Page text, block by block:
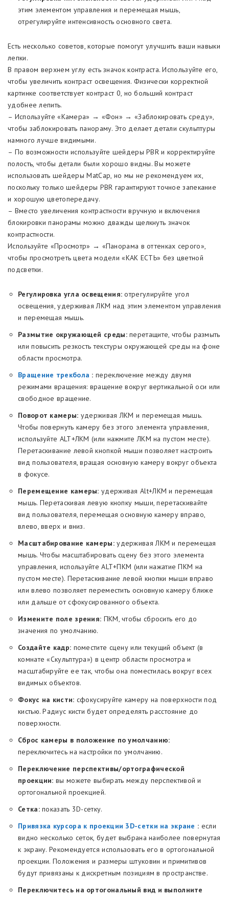
этим элементом управления и перемещая мышь,
отрегулируйте интенсивность основного света.
Есть несколько советов, которые помогут улучшить ваши навыки
лепки.
В правом верхнем углу есть значок контраста. Используйте его,
чтобы увеличить контраст освещения. Физически корректной
картинке соответствует контраст 0, но больший контраст
удобнее лепить.
– Используйте «Камера» → «Фон» → «Заблокировать среду»,
чтобы заблокировать панораму. Это делает детали скульптуры
намного лучше видимыми.
– По возможности используйте шейдеры PBR и корректируйте
полость, чтобы детали были хорошо видны. Вы можете
использовать шейдеры MatCap, но мы не рекомендуем их,
поскольку только шейдеры PBR гарантируют точное запекание
и хорошую цветопередачу.
– Вместо увеличения контрастности вручную и включения
блокировки панорамы можно дважды щелкнуть значок
контрастности.
Используйте «Просмотр» → «Панорама в оттенках серого»,
чтобы просмотреть цвета модели «КАК ЕСТЬ» без цветной
подсветки.
Регулировка угла освещения: отрегулируйте угол
освещения, удерживая ЛКМ над этим элементом управления
и перемещая мышь.
Размытие окружающей среды:перетащите, чтобы размыть
или повысить резкость текстуры окружающей среды на фоне
области просмотра.
Вращение трекбола : переключение между двумя
режимами вращения: вращение вокруг вертикальной оси или
свободное вращение.
Поворот камеры: удерживая ЛКМ и перемещая мышь.
Чтобы повернуть камеру без этого элемента управления,
используйте ALT+ЛКМ (или нажмите ЛКМ на пустом месте).
Перетаскивание левой кнопкой мыши позволяет настроить
вид пользователя, вращая основную камеру вокруг объекта
в фокусе.
Перемещение камеры: удерживая Alt+ЛКМ и перемещая
мышь. Перетаскивая левую кнопку мыши, перетаскивайте
вид пользователя, перемещая основную камеру вправо,
влево, вверх и вниз.
Масштабирование камеры:удерживая ЛКМ и перемещая
мышь. Чтобы масштабировать сцену без этого элемента
управления, используйте ALT+ПКМ (или нажатие ПКМ на
пустом месте). Перетаскивание левой кнопки мыши вправо
или влево позволяет переместить основную камеру ближе
или дальше от сфокусированного объекта.
Измените поле зрения: ПКМ, чтобы сбросить его до
значения по умолчанию.
Создайте кадр: поместите сцену или текущий объект (в
комнате «Скульптура») в центр области просмотра и
масштабируйте ее так, чтобы она поместилась вокруг всех
видимых объектов.
Фокус на кисти: сфокусируйте камеру на поверхности под
кистью. Радиус кисти будет определять расстояние до
поверхности.
Сброс камеры в положение по умолчанию:
переключитесь на настройки по умолчанию.
Переключение перспективы/ортографической
проекции: вы можете выбирать между перспективой и
ортогональной проекцией.
Сетка:показать 3D-сетку.
Привязка курсора к проекции 3D-сетки на экране : если
видно несколько сеток, будет выбрана наиболее повернутая
к экрану. Рекомендуется использовать его в ортогональной
проекции. Положения и размеры штуковин и примитивов
будут привязаны к дискретным позициям в пространстве.
Переключитесь на ортогональный вид и выполните